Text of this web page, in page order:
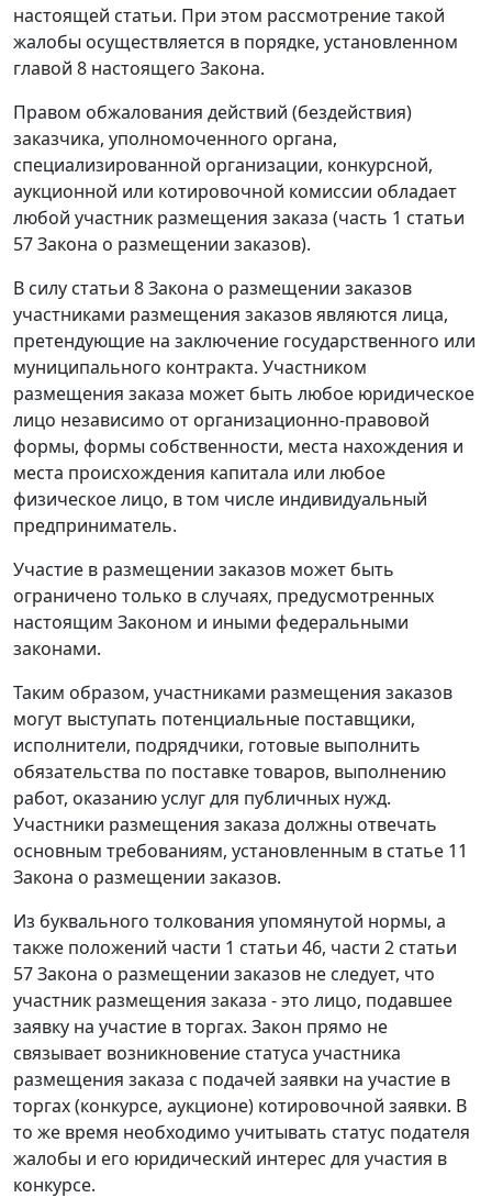
настоящей статьи. При этом рассмотрение такой
жалобы осуществляется в порядке, установленном
главой 8 настоящего Закона.
Правом обжалования действий (бездействия)
заказчика, уполномоченного органа,
специализированной организации, конкурсной,
аукционной или котировочной комиссии обладает
любой участник размещения заказа (часть 1 статьи
57 Закона о размещении заказов).
В силу статьи 8 Закона о размещении заказов
участниками размещения заказов являются лица,
претендующие на заключение государственного или
муниципального контракта. Участником
размещения заказа может быть любое юридическое
лицо независимо от организационно-правовой
формы, формы собственности, места нахождения и
места происхождения капитала или любое
физическое лицо, в том числе индивидуальный
предприниматель.
Участие в размещении заказов может быть
ограничено только в случаях, предусмотренных
настоящим Законом и иными федеральными
законами.
Таким образом, участниками размещения заказов
могут выступать потенциальные поставщики,
исполнители, подрядчики, готовые выполнить
обязательства по поставке товаров, выполнению
работ, оказанию услуг для публичных нужд.
Участники размещения заказа должны отвечать
основным требованиям, установленным в статье 11
Закона о размещении заказов.
Из буквального толкования упомянутой нормы, а
также положений части 1 статьи 46, части 2 статьи
57 Закона о размещении заказов не следует, что
участник размещения заказа - это лицо, подавшее
заявку на участие в торгах. Закон прямо не
связывает возникновение статуса участника
размещения заказа с подачей заявки на участие в
торгах (конкурсе, аукционе) котировочной заявки. В
то же время необходимо учитывать статус подателя
жалобы и его юридический интерес для участия в
конкурсе.